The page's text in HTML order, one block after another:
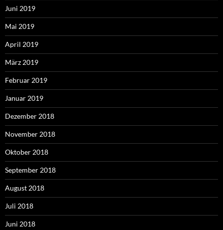
Juni 2019
Mai 2019
April 2019
März 2019
Februar 2019
Januar 2019
Dezember 2018
November 2018
Oktober 2018
September 2018
August 2018
Juli 2018
Juni 2018